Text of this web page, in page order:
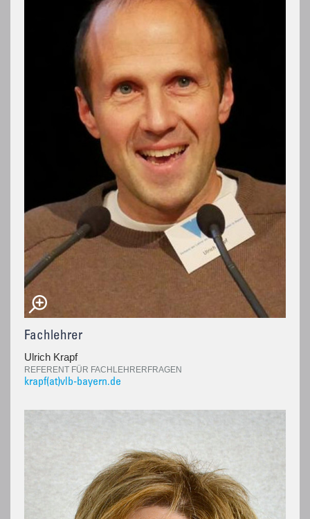
Fachlehrer
Ulrich Krapf
REFERENT FÜR FACHLEHRERFRAGEN
krapf(at)vlb-bayern.de